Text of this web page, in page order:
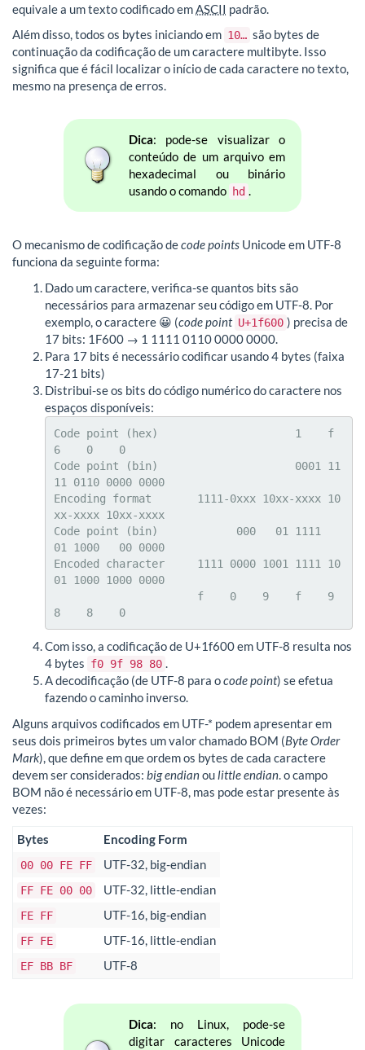
equivale a um texto codificado emASCII padrão.
Além disso, todos os bytes iniciando em 10… são bytes de
continuação da codificação de um caractere multibyte. Isso
significa que é fácil localizar o início de cada caractere no texto,
mesmo na presença de erros.
Dica: pode-se visualizar o
conteúdo de um arquivo em
hexadecimal ou binário
usando o comando hd .
O mecanismo de codificação decode points Unicode em UTF-8
funciona da seguinte forma:
Dado um caractere, verifica-se quantos bits são
necessários para armazenar seu código em UTF-8. Por
exemplo, o caractere 😀 (code point U+1f600 ) precisa de
17 bits: 1F600 → 1 1111 0110 0000 0000.
Para 17 bits é necessário codificar usando 4 bytes (faixa
17-21 bits)
Distribui-se os bits do código numérico do caractere nos
espaços disponíveis:
Code point (hex)                     1    f
6    0    0
Code point (bin)                     0001 11
11 0110 0000 0000
Encoding format       1111-0xxx 10xx-xxxx 10
xx-xxxx 10xx-xxxx
Code point (bin)            000   01 1111
01 1000   00 0000
Encoded character     1111 0000 1001 1111 10
01 1000 1000 0000
8    8    0
Com isso, a codificação de U+1f600 em UTF-8 resulta nos
4 bytes f0 9f 98 80 .
A decodificação (de UTF-8 para ocode point) se efetua
fazendo o caminho inverso.
Alguns arquivos codificados em UTF-* podem apresentar em
seus dois primeiros bytes um valor chamado BOM (Byte Order
Mark), que define em que ordem os bytes de cada caractere
devem ser considerados: big endianoulittle endian. o campo
BOM não é necessário em UTF-8, mas pode estar presente às
vezes:
Bytes Encoding Form
00 00 FE FF UTF-32, big-endian
FF FE 00 00 UTF-32, little-endian
FE FF UTF-16, big-endian
FF FE UTF-16, little-endian
EF BB BF UTF-8
Dica: no Linux, pode-se
digitar caracteres Unicode